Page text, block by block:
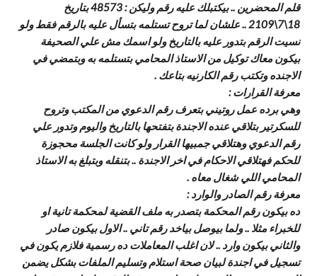
قلم المحضرين .. بيكتبلك عليه رقم وليكن : 48573 بتاريخ
18\7\2109 .. علشان لما تروح تستلمه بتسأل عليه بالرقم فقط ولو
نسيت الرقم بتدور عليه بالتاريخ ولو اسمك مش علي الصحيفة
بيكون معاك توكيل من الاستاذ المحامي بتستلمه به وبتمضي في
الاجنده وتكتب رقم الكارنيه بتاعك .
معرفة القرارات :
وهي برده عمل روتيني بتعرف رقم الدعوي من المكتب وتروح
للسكرتير بتلاقي عنده الاجندة بتفتحها بالتاريخ واليوم وتدور علي
رقم الدعوي وهتلاقي جمبيها القرار ولو كانت الجلسة محجوزة
للحكم فهتلاقي الاحكام في اخر الاجندة .. بتنقله وبتبلغ به الاستاذ
المحامي اللي شغال معاه .
معرفة رقم الصادر والوارد :
ده بيكون رقم المحكمة بتصدر به ملف القضية لمحكمة تانية او
للخبراء مثلا .. ولما بيوصل بياخد رقم تاني .. الاول بيكون صادر
والثاني بيكون وارد .. لان اغلب المعاملات ده رسمية فلازم يكون في
تسجيل في اجندة لبيان صحة استلام وتسليم الملفات بشكل يضمن